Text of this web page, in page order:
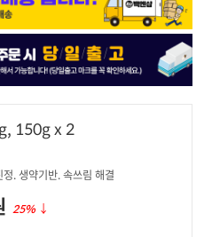
150g x 2
. 생약기반. 속쓰림 해결
25% ↓